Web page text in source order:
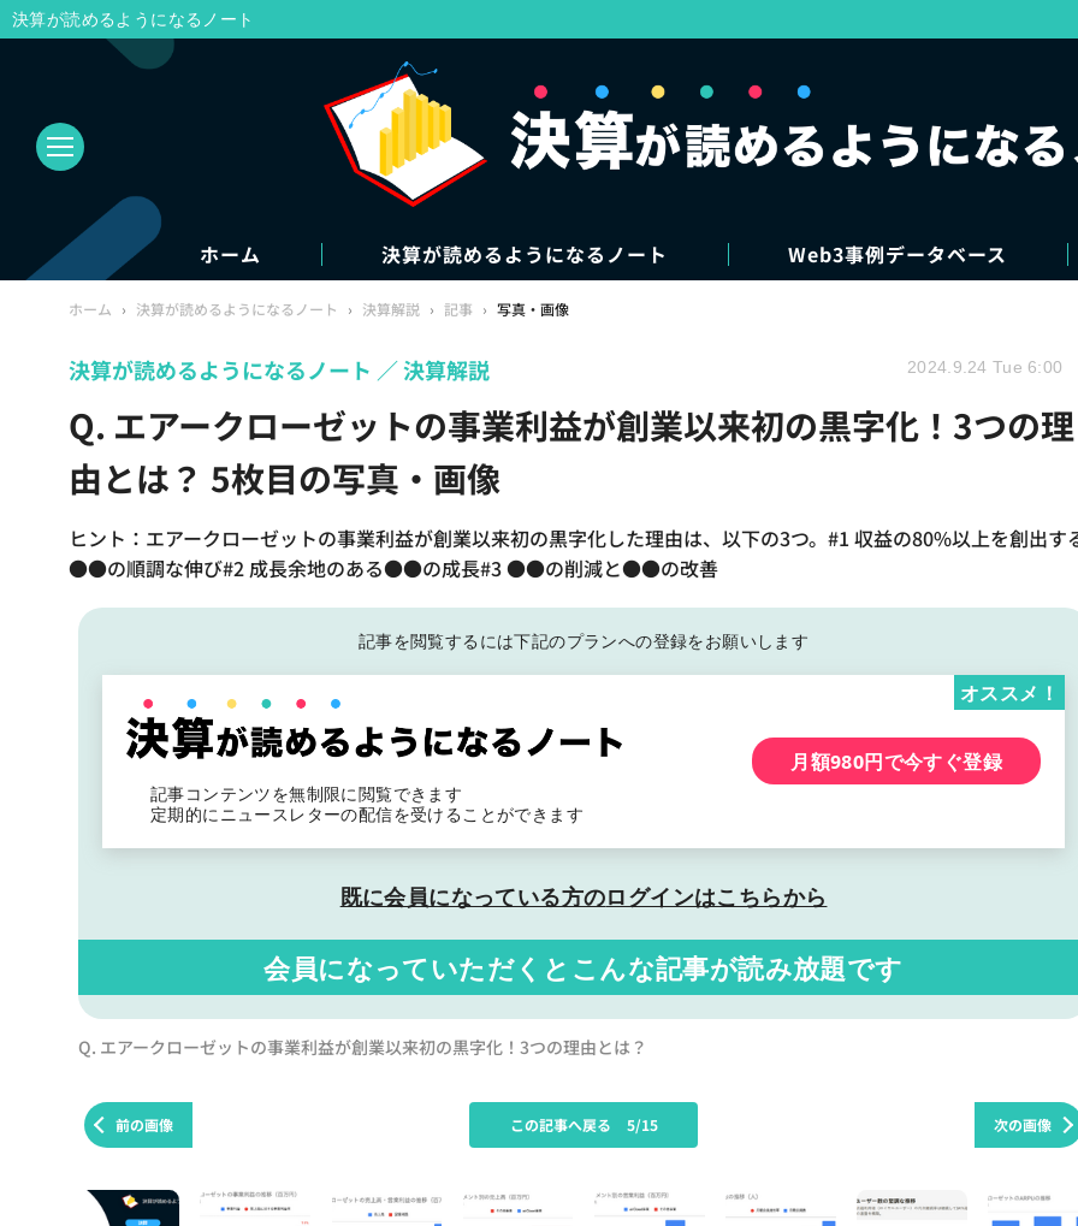
ホーム 決算が読めるようになるノート Web3事例データベース
ホーム › 決算が読めるようになるノート › 決算解説 › 記事 › 写真・画像
Q. エアークローゼットの事業利益が創業以来初の黒字化！3つの理
由とは？ 5枚目の写真・画像
ヒント：エアークローゼットの事業利益が創業以来初の黒字化した理由は、以下の3つ。#1 収益の80%以上を創出す
●●の順調な伸び#2 成長余地のある●●の成長#3 ●●の削減と●●の改善
決算が読めるようになるノート 決算解説 2024.9.24 Tue 6:00
記事を閲覧するには下記のプランへの登録をお願いします
記事コンテンツを無制限に閲覧できます
定期的にニュースレターの配信を受けることができます
オススメ！
月額980円で今すぐ登録
既に会員になっている方のログインはこちらから
会員になっていただくと こんな記事が読み放題です
Q. エアークローゼットの事業利益が創業以来初の黒字化！3つの理由とは？
前の画像 次の画像
この記事へ戻る 5/15
決算が読めるようになるノート